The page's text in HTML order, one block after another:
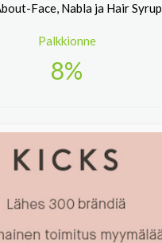
Face, Nabla ja Hair Syrup
Palkkionne
8%